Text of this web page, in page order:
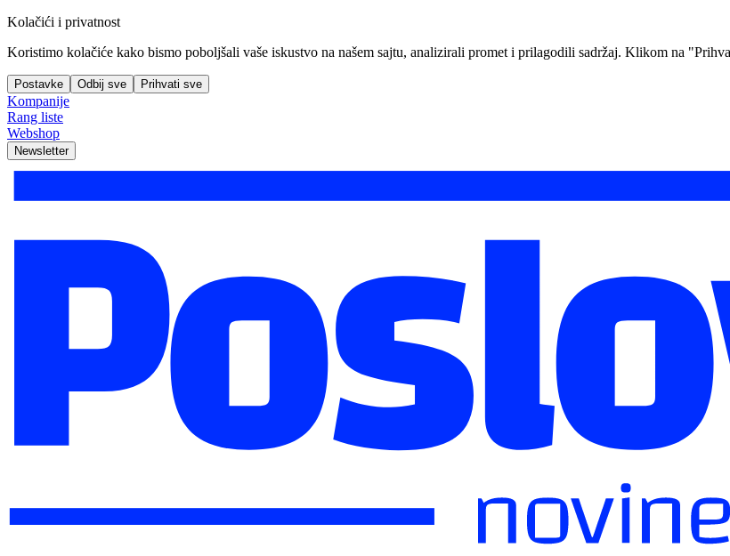
Kolačići i privatnost
Koristimo kolačiće kako bismo poboljšali vaše iskustvo na našem sajtu, analizirali promet i prilagodili sadržaj. Klikom na
Postavke Odbij sve Prihvati sve
Kompanije
Rang liste
Webshop
Newsletter